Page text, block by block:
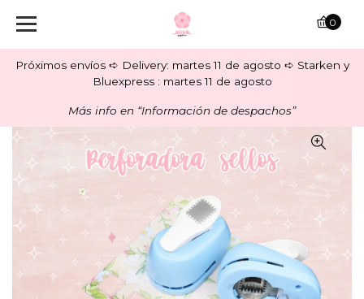
Próximos envíos ➪ Delivery: martes 11 de agosto ➪ Starken y
Bluexpress : martes 11 de agosto
Más info en “Información de despachos”
0